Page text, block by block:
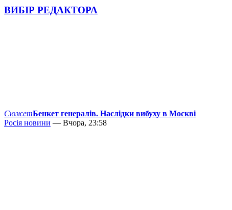
ВИБІР РЕДАКТОРА
СюжетБенкет генералів. Наслідки вибуху в Москві
Росія новини — Вчора, 23:58